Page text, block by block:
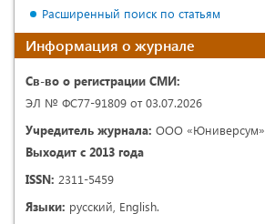
Расширенный поиск по статьям
Информация о журнале
Св-во о регистрации СМИ:
ЭЛ № ФС77-91809 от 03.07.2026
Учредитель журнала: ООО «Юниверсум»
Выходит с 2013 года
ISSN: 2311-5459
Языки: русский, English.